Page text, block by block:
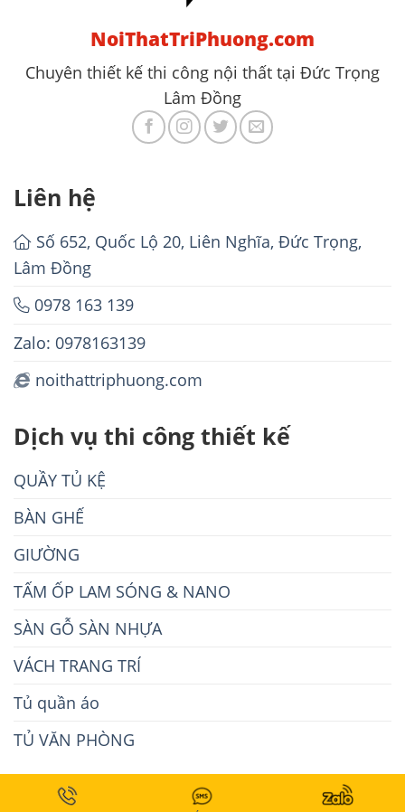
NoiThatTriPhuong.com
Chuyên thiết kế thi công nội thất tại Đức Trọng
Lâm Đồng
Liên hệ
Số 652, Quốc Lộ 20, Liên Nghĩa, Đức Trọng,
Lâm Đồng
0978 163 139
Zalo: 0978163139
noithattriphuong.com
Dịch vụ thi công thiết kế
QUẦY TỦ KỆ
BÀN GHẾ
GIƯỜNG
TẤM ỐP LAM SÓNG & NANO
SÀN GỖ SÀN NHỰA
VÁCH TRANG TRÍ
Tủ quần áo
TỦ VĂN PHÒNG